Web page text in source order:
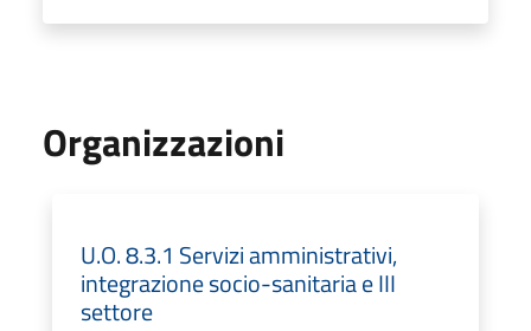
Organizzazioni
U.O. 8.3.1 Servizi amministrativi,
integrazione socio-sanitaria e III
settore